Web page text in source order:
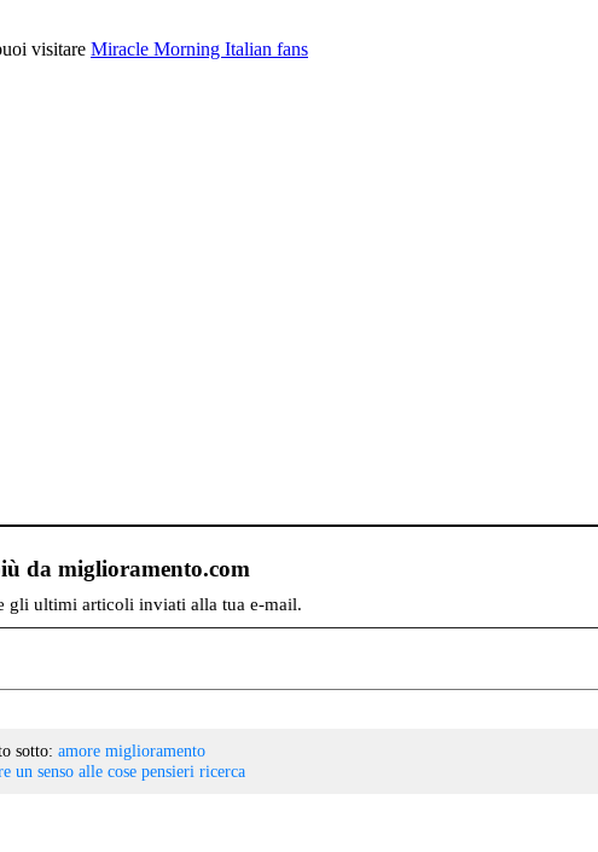
visitare Miracle Morning Italian fans
da miglioramento.com
gli ultimi articoli inviati alla tua e-mail.
sotto: amore miglioramento
un senso alle cose pensieri ricerca